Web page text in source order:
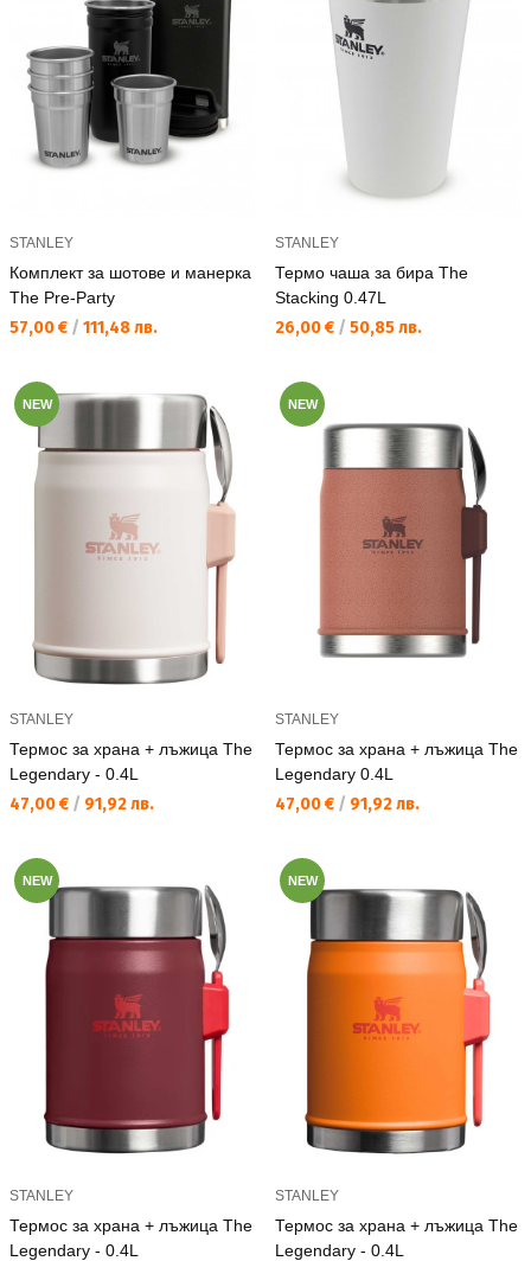
STANLEY
Комплект за шотове и манерка
The Pre-Party
Текуща цена:
57,00 € / 111,48 лв.
STANLEY
Термо чаша за бира The
Stacking 0.47L
Текуща цена:
26,00 € / 50,85 лв.
NEW
STANLEY
Термос за храна + лъжица The
Legendary - 0.4L
Текуща цена:
47,00 € / 91,92 лв.
NEW
STANLEY
Термос за храна + лъжица The
Legendary 0.4L
Текуща цена:
47,00 € / 91,92 лв.
NEW
STANLEY
Термос за храна + лъжица The
Legendary - 0.4L
NEW
STANLEY
Термос за храна + лъжица The
Legendary - 0.4L